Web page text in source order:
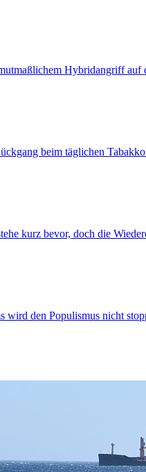
Hybridangriff
beim täglichen
kurz bevor, doch die
den Populismus nicht